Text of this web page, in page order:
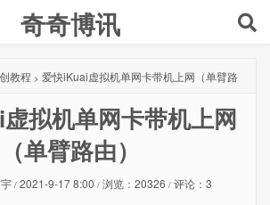
奇奇博讯
教程 > 爱快iKuai虚拟机单网卡带机上网（单臂路
拟机单网卡带机上网
（单臂路由）
/ 2021-9-17 8:00 / 浏览：20326 / 评论：3